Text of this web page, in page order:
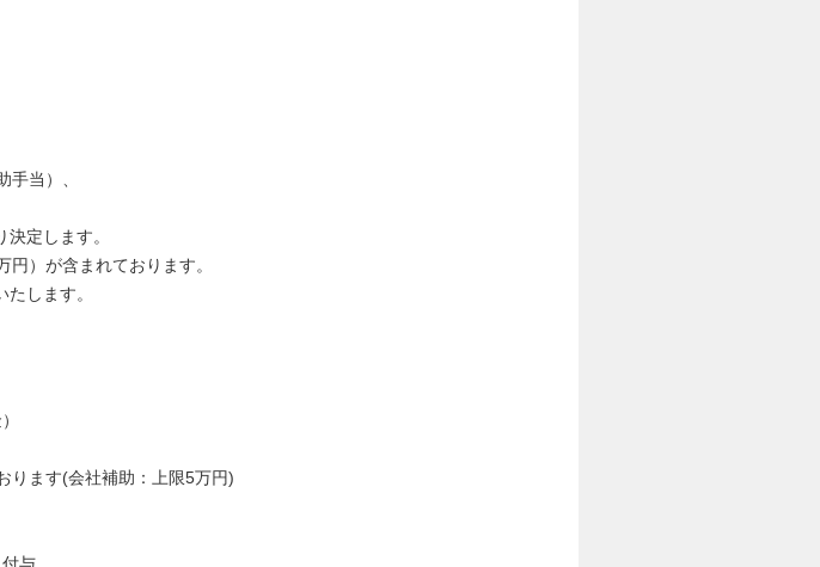
手当）、
定します。
）が含まれております。
します。
ります(会社補助：上限5万円)
与